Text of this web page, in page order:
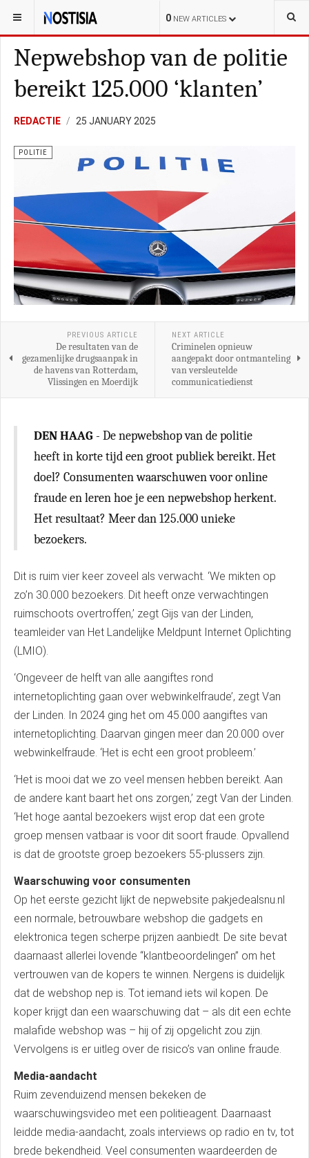
0 NEW ARTICLES
YOU ARE HERE: NEDERLAND POLITIE
Nepwebshop van de politie
bereikt 125.000 ‘klanten’
REDACTIE 25 JANUARY 2025
POLITIE
PREVIOUS ARTICLE
De resultaten van de
gezamenlijke drugsaanpak in
de havens van Rotterdam,
Vlissingen en Moerdijk
NEXT ARTICLE
Criminelen opnieuw
aangepakt door ontmanteling
van versleutelde
communicatiedienst
DEN HAAG - De nepwebshop van de politie
heeft in korte tijd een groot publiek bereikt. Het
doel? Consumenten waarschuwen voor online
fraude en leren hoe je een nepwebshop herkent.
Het resultaat? Meer dan 125.000 unieke
bezoekers.
Dit is ruim vier keer zoveel als verwacht. ‘We mikten op
zo’n 30.000 bezoekers. Dit heeft onze verwachtingen
ruimschoots overtroffen,’ zegt Gijs van der Linden,
teamleider van Het Landelijke Meldpunt Internet Oplichting
(LMIO).
‘Ongeveer de helft van alle aangiftes rond
internetoplichting gaan over webwinkelfraude’, zegt Van
der Linden. In 2024 ging het om 45.000 aangiftes van
internetoplichting. Daarvan gingen meer dan 20.000 over
webwinkelfraude. ‘Het is echt een groot probleem.’
‘Het is mooi dat we zo veel mensen hebben bereikt. Aan
de andere kant baart het ons zorgen,’ zegt Van der Linden.
‘Het hoge aantal bezoekers wijst erop dat een grote
groep mensen vatbaar is voor dit soort fraude. Opvallend
is dat de grootste groep bezoekers 55-plussers zijn.
Waarschuwing voor consumenten
Op het eerste gezicht lijkt de nepwebsite pakjedealsnu.nl
een normale, betrouwbare webshop die gadgets en
elektronica tegen scherpe prijzen aanbiedt. De site bevat
daarnaast allerlei lovende “klantbeoordelingen” om het
vertrouwen van de kopers te winnen. Nergens is duidelijk
dat de webshop nep is. Tot iemand iets wil kopen. De
koper krijgt dan een waarschuwing dat – als dit een echte
malafide webshop was – hij of zij opgelicht zou zijn.
Vervolgens is er uitleg over de risico’s van online fraude.
Media-aandacht
Ruim zevenduizend mensen bekeken de
waarschuwingsvideo met een politieagent. Daarnaast
leidde media-aandacht, zoals interviews op radio en tv, tot
brede bekendheid. Veel consumenten waardeerden de